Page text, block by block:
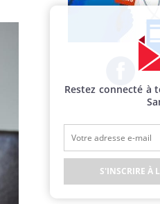
Facebook
Restez connecté à
S'INSCRIRE À